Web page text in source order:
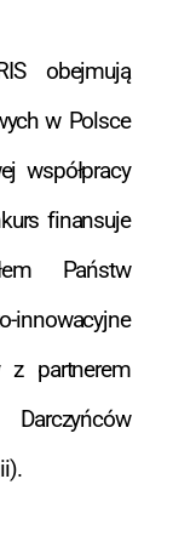
obejmują
w Polsce
współpracy
finansuje
Państw
innowacyjne
z partnerem